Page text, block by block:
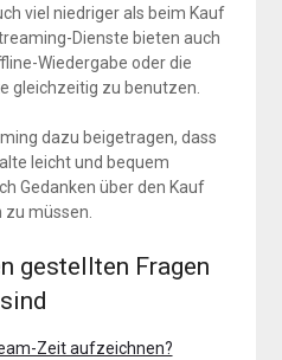
viel niedriger als beim Kauf
Dienste bieten auch
Wiedergabe oder die
gleichzeitig zu benutzen.
dazu beigetragen, dass
leicht und bequem
Gedanken über den Kauf
müssen.
gestellten Fragen
Zeit aufzeichnen?